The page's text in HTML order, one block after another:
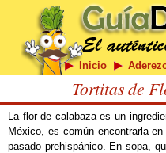
Inicio
Tortitas de
La flor de calabaza es un
México, es común encontrarla
pasado prehispánico. En sopa,